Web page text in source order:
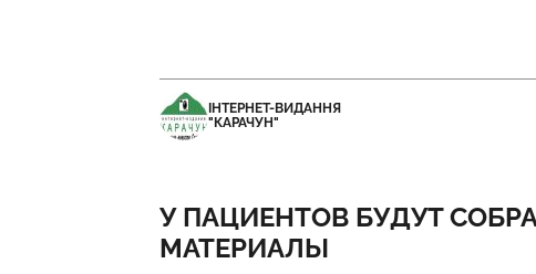
ІНТЕРНЕТ-ВИДАННЯ
"КАРАЧУН"
У ПАЦИЕНТОВ БУДУТ
МАТЕРИАЛЫ